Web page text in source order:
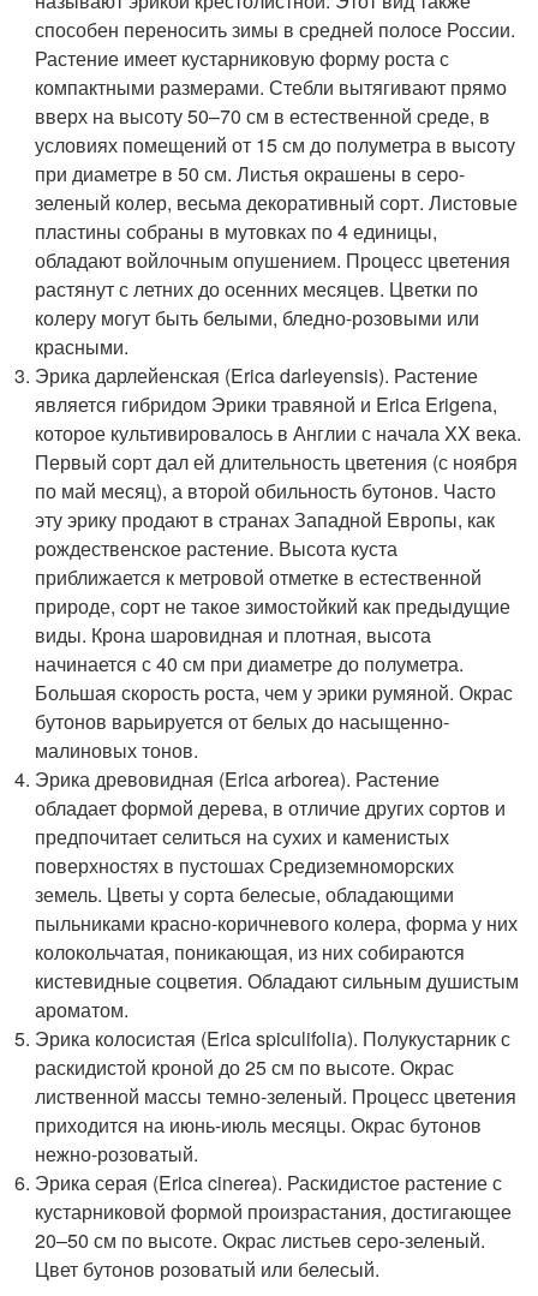
способен переносить зимы в средней полосе России.
Растение имеет кустарниковую форму роста с
компактными размерами. Стебли вытягивают прямо
вверх на высоту 50–70 см в естественной среде, в
условиях помещений от 15 см до полуметра в высоту
при диаметре в 50 см. Листья окрашены в серо-
зеленый колер, весьма декоративный сорт. Листовые
пластины собраны в мутовках по 4 единицы,
обладают войлочным опушением. Процесс цветения
растянут с летних до осенних месяцев. Цветки по
колеру могут быть белыми, бледно-розовыми или
красными.
Эрика дарлейенская (Erica darleyensis). Растение
является гибридом Эрики травяной и Erica Erigena,
которое культивировалось в Англии с начала XX века.
Первый сорт дал ей длительность цветения (с ноября
по май месяц), а второй обильность бутонов. Часто
эту эрику продают в странах Западной Европы, как
рождественское растение. Высота куста
приближается к метровой отметке в естественной
природе, сорт не такое зимостойкий как предыдущие
виды. Крона шаровидная и плотная, высота
начинается с 40 см при диаметре до полуметра.
Большая скорость роста, чем у эрики румяной. Окрас
бутонов варьируется от белых до насыщенно-
малиновых тонов.
Эрика древовидная (Erica arborea). Растение
обладает формой дерева, в отличие других сортов и
предпочитает селиться на сухих и каменистых
поверхностях в пустошах Средиземноморских
земель. Цветы у сорта белесые, обладающими
пыльниками красно-коричневого колера, форма у них
колокольчатая, поникающая, из них собираются
кистевидные соцветия. Обладают сильным душистым
ароматом.
Эрика колосистая (Erica spiculifolia). Полукустарник с
раскидистой кроной до 25 см по высоте. Окрас
лиственной массы темно-зеленый. Процесс цветения
приходится на июнь-июль месяцы. Окрас бутонов
нежно-розоватый.
Эрика серая (Erica cinerea). Раскидистое растение с
кустарниковой формой произрастания, достигающее
20–50 см по высоте. Окрас листьев серо-зеленый.
Цвет бутонов розоватый или белесый.